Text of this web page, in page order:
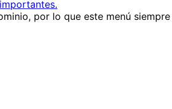
por lo que este menú